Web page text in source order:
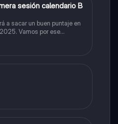
sesión calendario B
a sacar un buen puntaje en
Vamos por ese
en la universidad que
que quieres y no la que te